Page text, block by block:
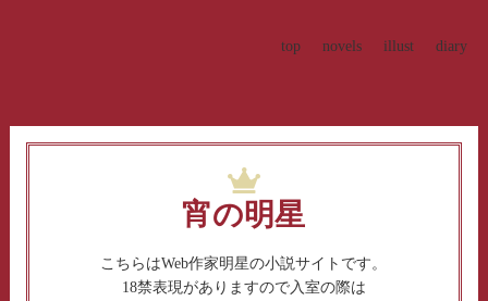
top novels illust diary
宵の明星
こちらはWeb作家明星の小説サイトです。
18禁表現がありますので入室の際は